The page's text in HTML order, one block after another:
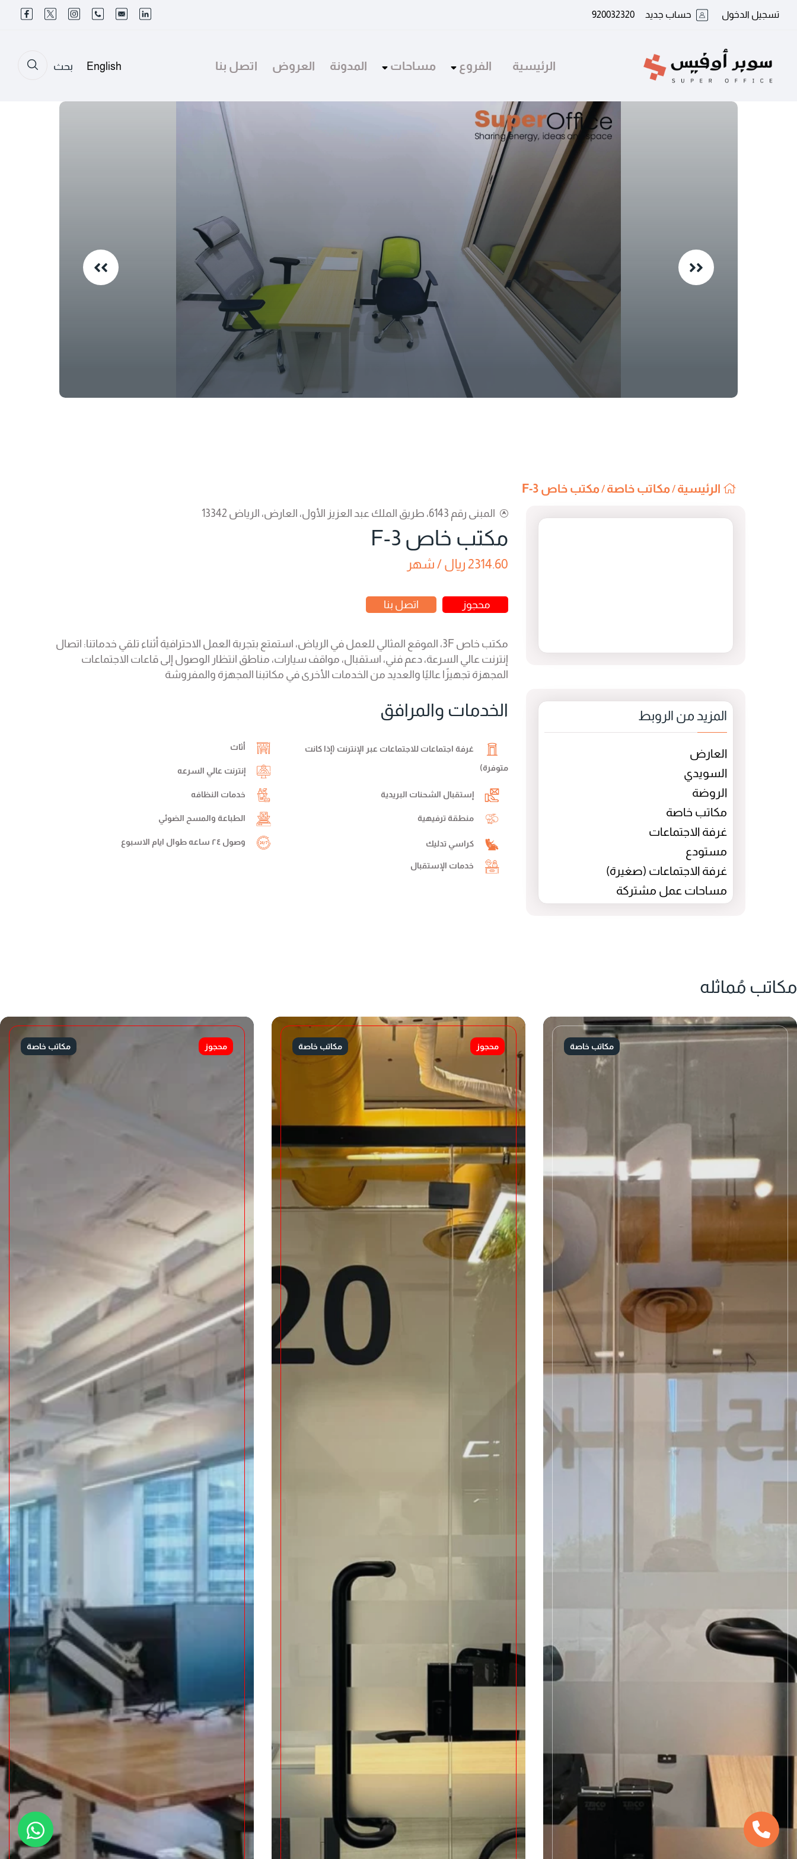
920032320 حساب جديد تسجيل الدخول
الرئيسية الفروع مساحات المدونة العروض اتصل بنا English بحث
الرئيسية /مكاتب خاصة /مكتب خاص 3-F
المزيد من الروبط
العارض
السويدي
الروضة
مكاتب خاصة
غرفة الاجتماعات
مستودع
غرفة الاجتماعات (صغيرة)
مساحات عمل مشتركة
المبنى رقم 6143، طريق الملك عبد العزيز الأول، العارض، الرياض 13342
مكتب خاص 3-F
2314.60 ريال / شهر
محجوز اتصل بنا
مكتب خاص 3F، الموقع المثالي للعمل في الرياض، استمتع بتجربة العمل الاحترافية أثناء تلقي خدماتنا: اتصال
إنترنت عالي السرعة، دعم فني، استقبال، مواقف سيارات، مناطق انتظار الوصول إلى قاعات الاجتماعات
المجهزة تجهيزًا عاليًا والعديد من الخدمات الأخرى في مكاتبنا المجهزة والمفروشة
الخدمات والمرافق
غرفة اجتماعات للاجتماعات عبر الإنترنت (إذا كانت
متوفرة)
أثاث
إنترنت عالي السرعه
إستقبال الشحنات البريدية خدمات النظافه
منطقة ترفيهية الطباعة والمسح الضوئي
كراسي تدليك وصول ٢٤ ساعه طوال ايام الاسبوع
خدمات الإستقبال
مكاتب مُماثله
مكاتب خاصة مكاتب خاصة محجوز مكاتب خاصة محجوز